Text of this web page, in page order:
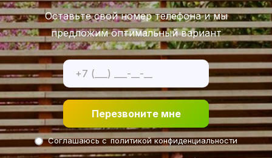
Оставьте свой номер телефона и мы
предложим оптимальный вариант
Перезвоните мне
Соглашаюсь сполитикой конфиденциальности